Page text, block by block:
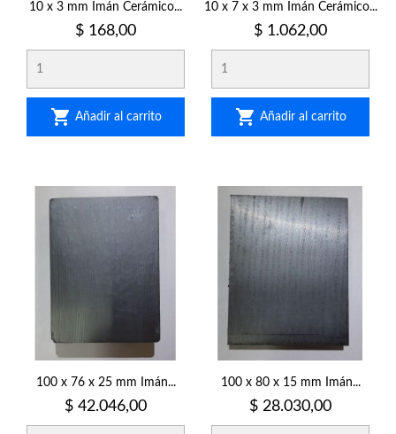
10 x 3 mm Imán Cerámico...
Precio
$ 168,00
 Añadir al carrito
10 x 7 x 3 mm Imán Cerámico...
Precio
$ 1.062,00
 Añadir al carrito
100 x 76 x 25 mm Imán...
Precio
$ 42.046,00
100 x 80 x 15 mm Imán...
Precio
$ 28.030,00